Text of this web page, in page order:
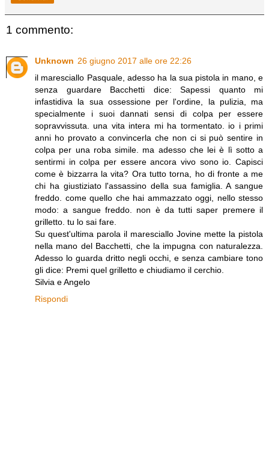
1 commento:
Unknown 26 giugno 2017 alle ore 22:26
il maresciallo Pasquale, adesso ha la sua pistola in mano, e
senza guardare Bacchetti dice: Sapessi quanto mi
infastidiva la sua ossessione per l'ordine, la pulizia, ma
specialmente i suoi dannati sensi di colpa per essere
sopravvissuta. una vita intera mi ha tormentato. io i primi
anni ho provato a convincerla che non ci si può sentire in
colpa per una roba simile. ma adesso che lei è lì sotto a
sentirmi in colpa per essere ancora vivo sono io. Capisci
come è bizzarra la vita? Ora tutto torna, ho di fronte a me
chi ha giustiziato l'assassino della sua famiglia. A sangue
freddo. come quello che hai ammazzato oggi, nello stesso
modo: a sangue freddo. non è da tutti saper premere il
grilletto. tu lo sai fare.
Su quest'ultima parola il maresciallo Jovine mette la pistola
nella mano del Bacchetti, che la impugna con naturalezza.
Adesso lo guarda dritto negli occhi, e senza cambiare tono
gli dice: Premi quel grilletto e chiudiamo il cerchio.
Silvia e Angelo
Rispondi